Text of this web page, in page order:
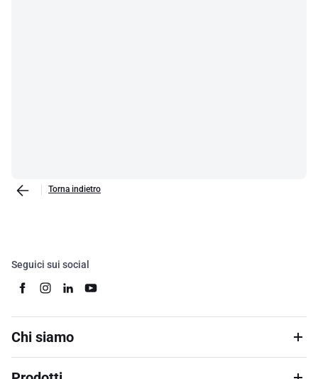
Torna indietro
Seguici sui social
Chi siamo